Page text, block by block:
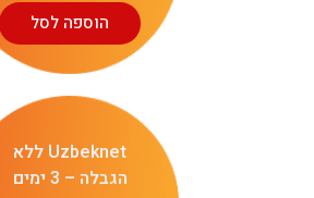
הוספה לסל
Uzbeknet ללא
הגבלה – 3 ימים